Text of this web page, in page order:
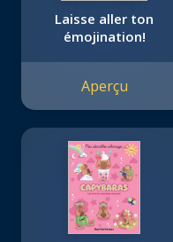
Laisse aller ton
émojination!
Aperçu